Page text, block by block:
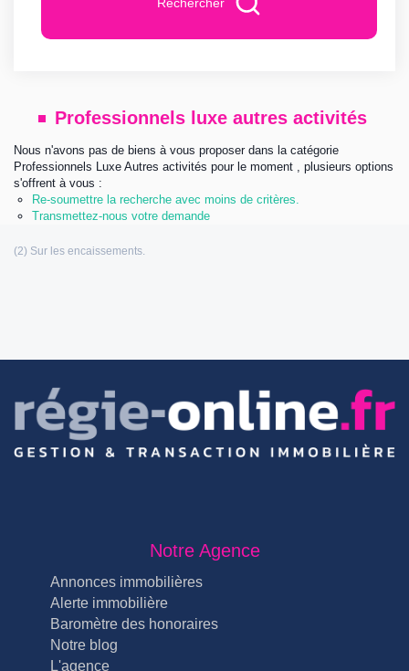
Professionnels luxe autres activités
Nous n'avons pas de biens à vous proposer dans la catégorie
Professionnels Luxe Autres activités pour le moment , plusieurs options
s'offrent à vous :
Re-soumettre la recherche avec moins de critères.
Transmettez-nous votre demande
Notre Agence
Annonces immobilières
Alerte immobilière
Baromètre des honoraires
Notre blog
L'agence